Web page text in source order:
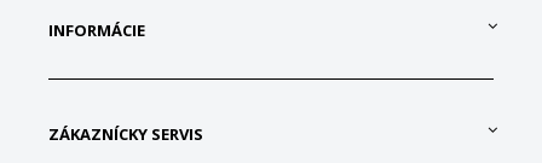
INFORMÁCIE
ZÁKAZNÍCKY SERVIS